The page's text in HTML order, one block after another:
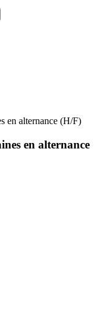
en alternance (H/F)
en alternance